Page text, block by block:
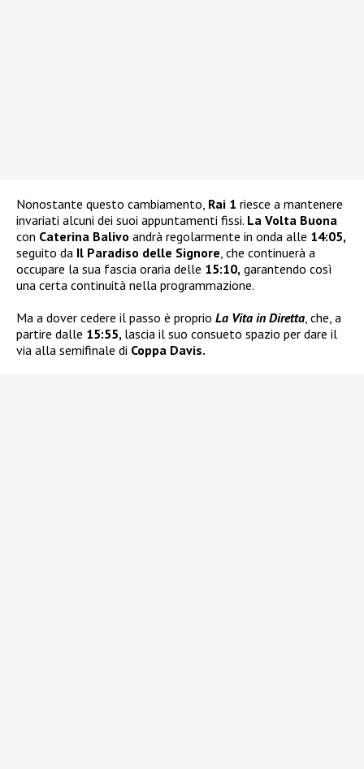
Nonostante questo cambiamento, Rai 1 riesce a mantenere
invariati alcuni dei suoi appuntamenti fissi. La Volta Buona
con Caterina Balivo andrà regolarmente in onda alle 14:05,
seguito da Il Paradiso delle Signore, che continuerà a
occupare la sua fascia oraria delle 15:10, garantendo così
una certa continuità nella programmazione.
Ma a dover cedere il passo è proprio La Vita in Diretta, che, a
partire dalle 15:55, lascia il suo consueto spazio per dare il
via alla semifinale di Coppa Davis.